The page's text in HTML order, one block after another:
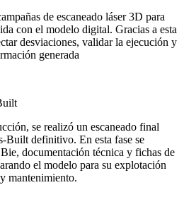
de escaneado láser 3D para
con el modelo digital. Gracias a esta
desviaciones, validar la ejecución y
generada
se realizó un escaneado final
Built definitivo. En esta fase se
documentación técnica y fichas de
el modelo para su explotación
mantenimiento.